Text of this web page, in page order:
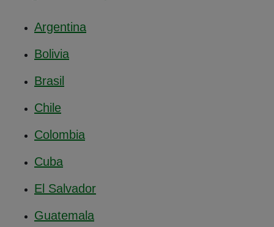
Argentina
Bolivia
Brasil
Chile
Colombia
Cuba
El Salvador
Guatemala